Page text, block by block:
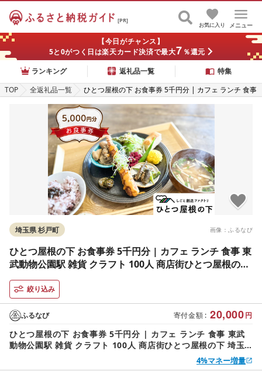
[PR]
メニュー
お気に入り
【今日がチャンス】
5と0がつく日は楽天カード決済で最大7 ％還元
ランキング
返礼品一覧
特集
TOP
全返礼品一覧
ひとつ屋根の下 お食事券 5千円分 | カフェ ランチ 食事
東武動物公園駅 雑貨 クラフト 100人 商店街ひとつ屋根
の下 埼玉県 杉戸町
画像：ふるなび
埼玉県 杉戸町
ひとつ屋根の下 お食事券 5千円分 | カフェ ランチ 食事 東
武動物公園駅 雑貨 クラフト 100人 商店街ひとつ屋根の下
埼玉県 杉戸町
絞り込み
寄付金額 : 20,000円
ふるなび
ひとつ屋根の下 お食事券 5千円分 | カフェ ランチ 食事 東武
動物公園駅 雑貨 クラフト 100人 商店街ひとつ屋根の下 埼玉
4%マネー増量